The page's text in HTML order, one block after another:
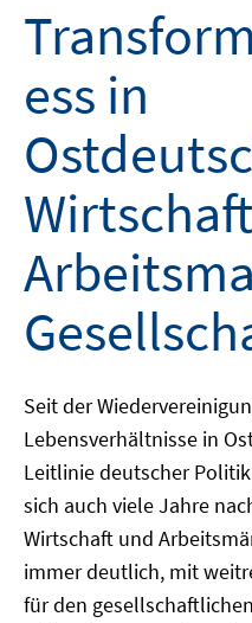
ess in
Seit der
Lebensverhältnisse in
Leitlinie deutscher
sich auch viele Jahre
Wirtschaft und
immer deutlich, mit
für den